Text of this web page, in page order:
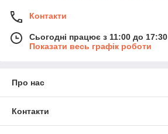
Контакти
Сьогодні працює з 11:00 до 17:30
Показати весь графік роботи
Про нас
Контакти